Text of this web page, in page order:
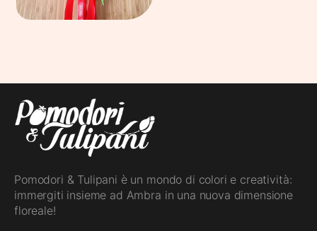
Pomodori & Tulipani è un mondo di colori e creatività:
immergiti insieme ad Ambra in una nuova dimensione
floreale!